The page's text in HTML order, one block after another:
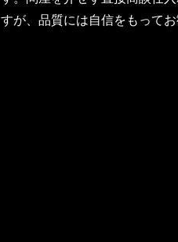
すが、品質には自信をもってお